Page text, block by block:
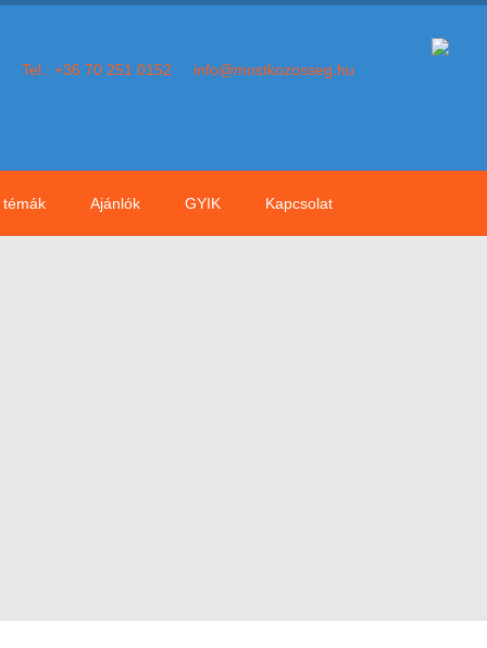
Tel.: +36 70 251 0152 info@mostkozosseg.hu
témák Ajánlók GYIK Kapcsolat